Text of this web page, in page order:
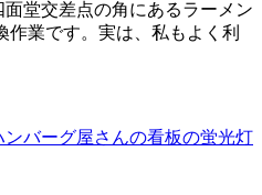
堂交差点の角にあるラーメン
作業です。実は、私もよく利